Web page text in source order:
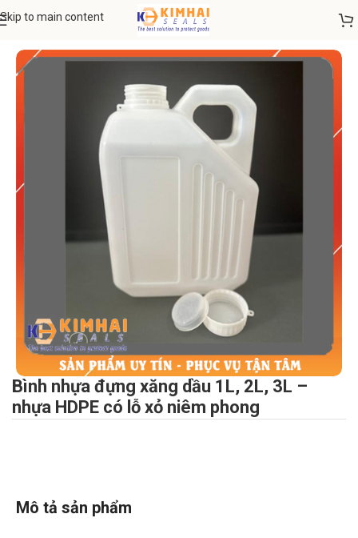
Skip to main content
CAN THIẾC-CHAI THUỶ TINH
Bình nhựa đựng xăng dầu 1L, 2L, 3L –
nhựa HDPE có lỗ xỏ niêm phong
Mô tả sản phẩm